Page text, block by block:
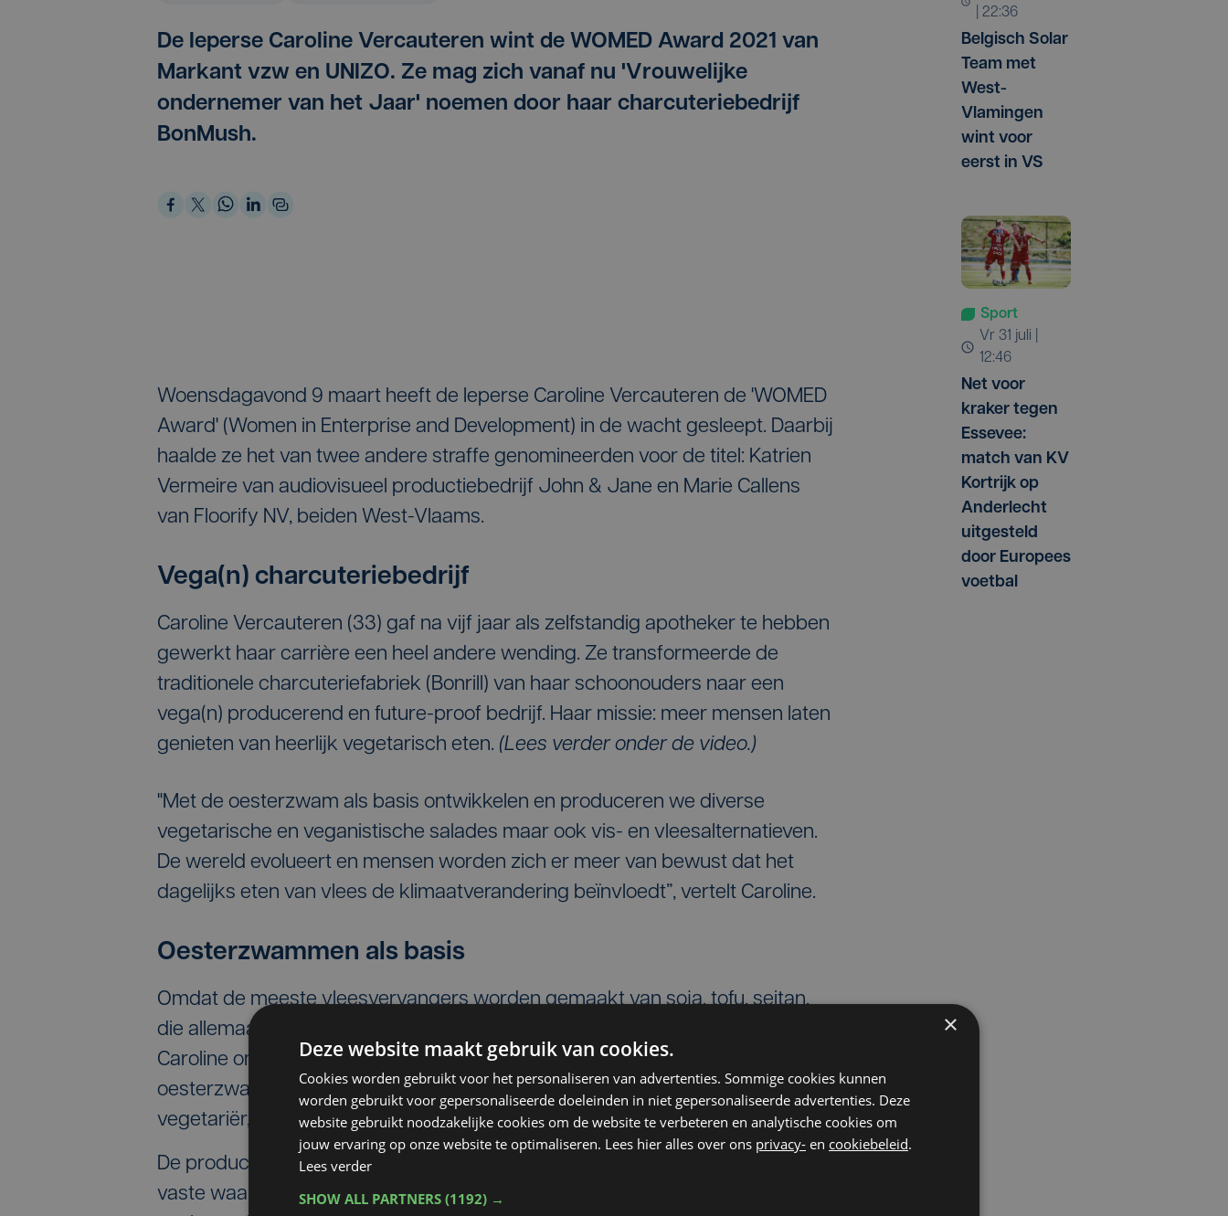
De Ieperse Caroline Vercauteren wint de WOMED Award 2021 van
Markant vzw en UNIZO. Ze mag zich vanaf nu 'Vrouwelijke
ondernemer van het Jaar' noemen door haar charcuteriebedrijf
BonMush.
Woensdagavond 9 maart heeft de Ieperse Caroline Vercauteren de 'WOMED
Award' (Women in Enterprise and Development) in de wacht gesleept. Daarbij
haalde ze het van twee andere straffe genomineerden voor de titel: Katrien
Vermeire van audiovisueel productiebedrijf John & Jane en Marie Callens
van Floorify NV, beiden West-Vlaams.
Vega(n) charcuteriebedrijf
Caroline Vercauteren (33) gaf na vijf jaar als zelfstandig apotheker te hebben
gewerkt haar carrière een heel andere wending. Ze transformeerde de
traditionele charcuteriefabriek (Bonrill) van haar schoonouders naar een
vega(n) producerend en future-proof bedrijf. Haar missie: meer mensen laten
genieten van heerlijk vegetarisch eten. (Lees verder onder de video.)
"Met de oesterzwam als basis ontwikkelen en produceren we diverse
vegetarische en veganistische salades maar ook vis- en vleesalternatieven.
De wereld evolueert en mensen worden zich er meer van bewust dat het
dagelijks eten van vlees de klimaatverandering beïnvloedt”, vertelt Caroline.
Oesterzwammen als basis
Omdat de meeste vleesvervangers worden gemaakt van soja, tofu, seitan,
die allemaal van over de hele wereld moeten worden ingevlogen, besloot
Caroline om producten te maken op basis van lokaal geteelde
oesterzwammen. 'BonMush' was geboren, met een aanbod voor de
vegetariër, veganist en flexitariër.
De producten zijn te verkrijgen bij diverse supermarkten en zijn nu al een
vaste waarde in heel wat frigo’s. Met een duurzame grondstof die zo goed als
| 22:36
Belgisch Solar
Team met
West-
Vlamingen
wint voor
eerst in VS
Sport
vr 31 juli |
12:46
Net voor
kraker tegen
Essevee:
match van KV
Kortrijk op
Anderlecht
uitgesteld
door Europees
voetbal
×
Deze website maakt gebruik van cookies.
Cookies worden gebruikt voor het personaliseren van advertenties. Sommige cookies kunnen
worden gebruikt voor gepersonaliseerde doeleinden in niet gepersonaliseerde advertenties. Deze
website gebruikt noodzakelijke cookies om de website te verbeteren en analytische cookies om
jouw ervaring op onze website te optimaliseren. Lees hier alles over ons privacy- en cookiebeleid.
Lees verder
SHOW ALL PARTNERS (1192) →